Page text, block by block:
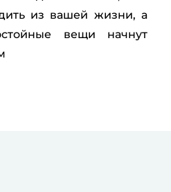
из вашей жизни, а
вещи начнут